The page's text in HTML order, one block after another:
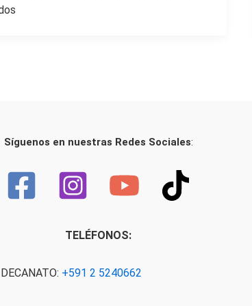
Síguenos en nuestras Redes Sociales:
TELÉFONOS:
DECANATO: +591 2 5240662